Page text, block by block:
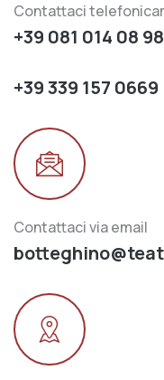
Contattaci
+39 081 014 08 98
+39 339 157 0669
Contattaci via email